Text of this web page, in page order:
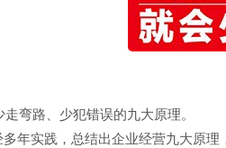
走弯路、少犯错误的九大原理。
多年实践，总结出企业经营九大原